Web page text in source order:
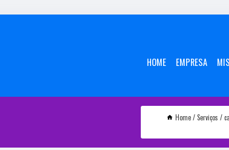
HOME EMPRESA
Home Serviços